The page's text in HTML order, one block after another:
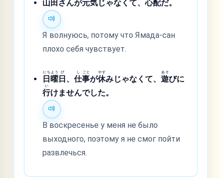
山 田 さんが元気じゃなくて、心配だ。
Я волнуюсь, потому что Ямада-сан
плохо себя чувствует.
日
にち
曜
よう
日
び
、仕
し
事
ごと
が休
やす
みじゃなくて、遊
あそ
びに
行
い
けませんでした。
В воскресенье у меня не было
выходного, поэтому я не смог пойти
развлечься.